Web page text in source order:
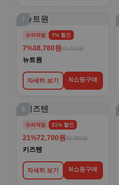
7
슈퍼적립 7% 할인
7%38,780원 41,700원
뉴트원
자세히 보기 N쇼핑구매
9
슈퍼적립 21% 할인
21%72,700원 92,000원
키즈텐
자세히 보기 N쇼핑구매